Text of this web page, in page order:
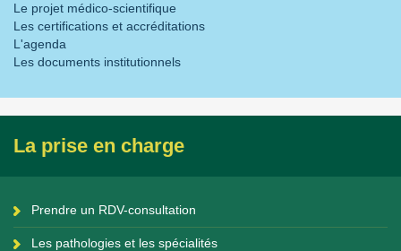
Le projet médico-scientifique
Les certifications et accréditations
L'agenda
Les documents institutionnels
La prise en charge
Prendre un RDV-consultation
Les pathologies et les spécialités